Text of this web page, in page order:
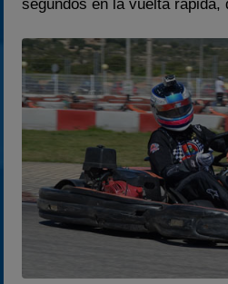
segundos en la vuelta rápida,